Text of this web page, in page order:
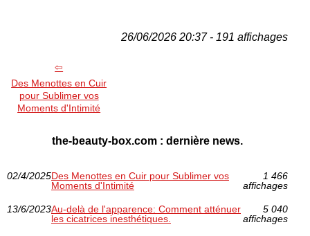
26/06/2026 20:37 - 191 affichages
Des Menottes en Cuir
pour Sublimer vos
Moments d'Intimité
the-beauty-box.com : dernière news.
02/4/2025Des Menottes en Cuir pour Sublimer vos
Moments d'Intimité
1 466
affichages
13/6/2023Au-delà de l'apparence: Comment atténuer
les cicatrices inesthétiques.
5 040
affichages